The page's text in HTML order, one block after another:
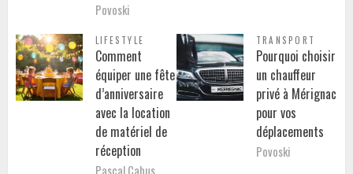
Povoski
LIFESTYLE
Comment
équiper une fête
d’anniversaire
avec la location
de matériel de
réception
Pascal Cabus
TRANSPORT
Pourquoi choisir
un chauffeur
privé à Mérignac
pour vos
déplacements
Povoski